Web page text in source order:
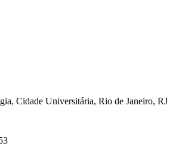
Cidade Universitária, Rio de Janeiro, RJ